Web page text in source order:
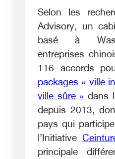
Selon les
Advisory, un
basé à
entreprises
116 accords
packages « ville
ville sûre »dans
depuis 2013,
pays qui
l’Initiative
principale